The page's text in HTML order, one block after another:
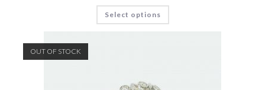
Select options
OUT OF STOCK